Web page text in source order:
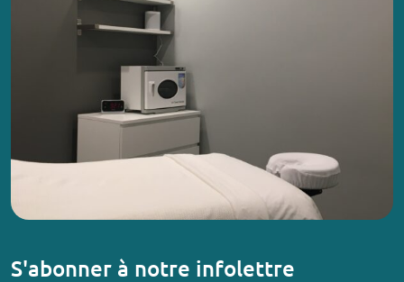
S'abonner à notre infolettre